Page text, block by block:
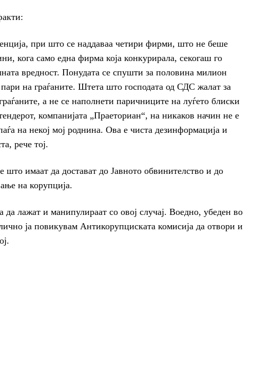
при што се наддаваа четири фирми, што не беше
кога само една фирма која конкурирала, секогаш го
вредност. Понудата се спушти за половина милион
на граѓаните. Штета што господата од СДС жалат за
а не се наполнети паричниците на луѓето блиски
компанијата „Праеториан“, на никаков начин не е
на некој мој роднина. Ова е чиста дезинформација и
рече тој.
имаат да достават до Јавното обвинителство и до
на корупција.
да лажат и манипулираат со овој случај. Воедно, убеден во
ја повикувам Антикорупциската комисија да отвори и